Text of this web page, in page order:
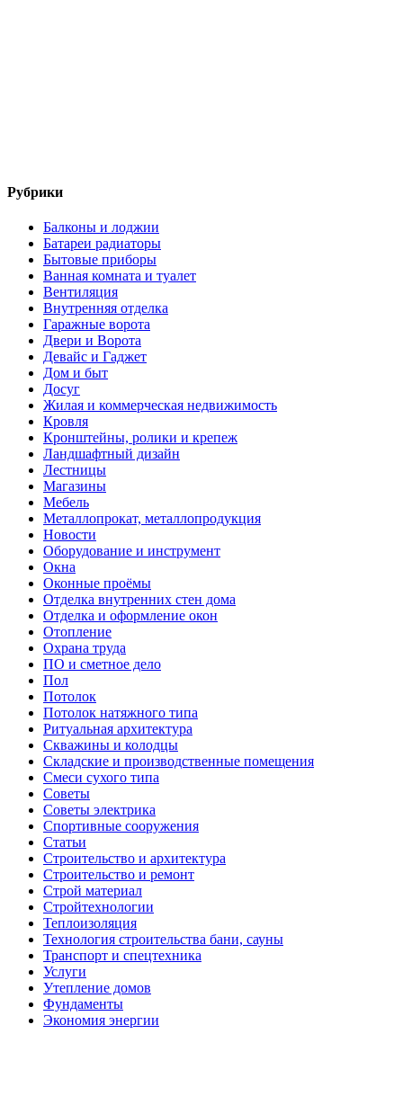
Рубрики
Балконы и лоджии
Батареи радиаторы‎
Бытовые приборы
Ванная комната и туалет
Вентиляция
Внутренняя отделка
Гаражные ворота
Двери и Ворота
Девайс и Гаджет
Дом и быт
Досуг
Жилая и коммерческая недвижимость
Кровля
Кронштейны, ролики и крепеж
Ландшафтный дизайн
Лестницы
Магазины
Мебель
Металлопрокат, металлопродукция
Новости
Оборудование и инструмент
Окна
Оконные проёмы
Отделка внутренних стен дома
Отделка и оформление окон
Отопление
Охрана труда
ПО и сметное дело
Пол
Потолок
Потолок натяжного типа
Ритуальная архитектура
Скважины и колодцы
Складские и производственные помещения
Смеси сухого типа
Советы
Советы электрика
Спортивные сооружения
Статьи
Строительство и архитектура
Строительство и ремонт
Строй материал
Стройтехнологии
Теплоизоляция
Технология строительства бани, сауны
Транспорт и спецтехника
Услуги
Утепление домов
Фундаменты
Экономия энергии